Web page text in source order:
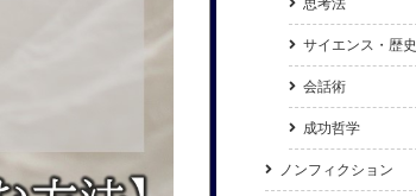
思考法
サイエンス・歴史
会話術
成功哲学
ノンフィクション